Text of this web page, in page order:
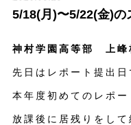
5/18(月)〜5/22(金)の
神村学園高等部 上峰
先日はレポート提出日
本年度初めてのレポー
放課後に居残りをし